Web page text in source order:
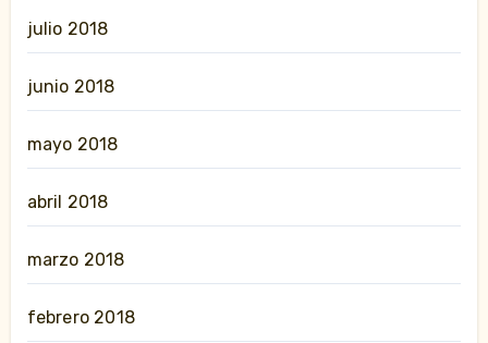
julio 2018
junio 2018
mayo 2018
abril 2018
marzo 2018
febrero 2018